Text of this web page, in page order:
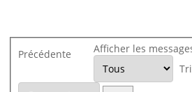
Précédente
Afficher les